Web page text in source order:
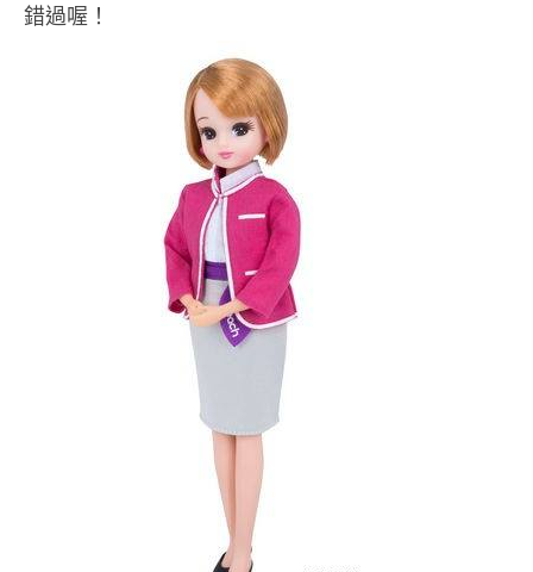
錯過喔！